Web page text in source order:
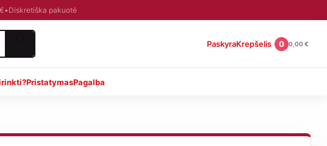
• Diskretiška pakuotė
PaskyraKrepšelis 0 0,00 €
PristatymasPagalba